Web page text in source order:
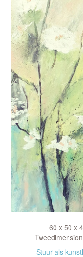
60 x 50 x
Stuur als